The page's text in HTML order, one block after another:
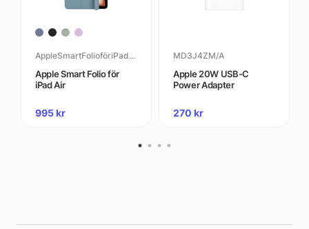
AppleSmartFolioföriPadAir
Apple Smart Folio för
iPad Air
995kr
MD3J4ZM/A
Apple 20W USB-C
Power Adapter
270 kr